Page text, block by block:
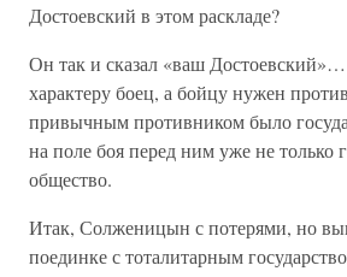
Достоевский в этом раскладе?
Он так и сказал «ваш
характеру боец, а бойцу нужен
привычным противником было
на поле боя перед ним уже не только
общество.
Итак, Солженицын с потерями, но
поединке с тоталитарным